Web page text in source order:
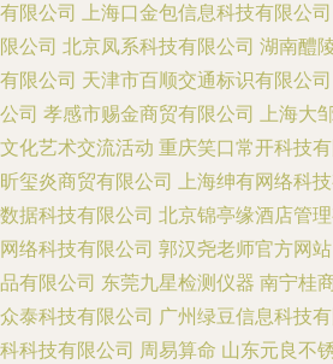
有限公司 上海口金包信息科技有限公司
限公司 北京凤系科技有限公司 湖南醴
有限公司 天津市百顺交通标识有限公司
公司 孝感市赐金商贸有限公司 上海大
文化艺术交流活动 重庆笑口常开科技
昕玺炎商贸有限公司 上海绅有网络科
数据科技有限公司 北京锦亭缘酒店管
网络科技有限公司 郭汉尧老师官方网站
品有限公司 东莞九星检测仪器 南宁桂
众泰科技有限公司 广州绿豆信息科技
科科技有限公司 周易算命 山东元良不